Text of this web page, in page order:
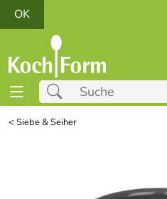
OK
<Siebe & Seiher